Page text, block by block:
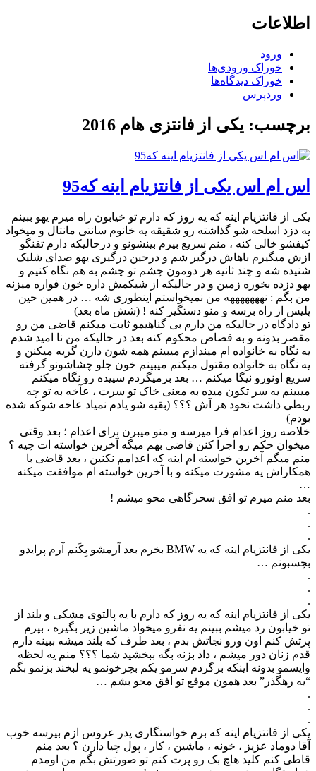
اطلاعات
ورود
خوراک ورودی‌ها
خوراک دیدگاه‌ها
وردپرس
برچسب: یکی از فانتزی هام 2016
اس ام اس یکی‌ از فانتزیام اینه که95
یکی از فانتزیام اینه که یه روز که دارم تو خیابون راه میرم یهو ببینم
یه دزد اسلحه شو گذاشته رو شقیقه یه خانوم سانتی مانتال و میخواد
کیفشو خالی کنه ، منم سریع بپرم بینشونو و درحالیکه دارم تفنگو
ازش میگیرم باهاش درگیر شم و درحین درگیری یهو صدای شلیک
شنیده شه و چند ثانیه هر دومون چشم تو چشم به هم نگاه کنیم و
یهو دزده بخوره زمین و در حالیکه از شیکمش داره خون فواره میزنه
من بگم : نهههههههه من نمیخواستم اینطوری شه … در همین حین
پلیس از راه برسه و منو دستگیر کنه ! (شش ماه بعد)
تو دادگاه در حالیکه من دارم بی گناهیمو ثابت میکنم قاضی من رو
مقصر بدونه و به قصاص محکوم کنه بعد در حالیکه من نا امید شدم
یه نگاه به خانواده ام میندازم میبینم همه شون دارن گریه میکنن و
یه نگاه به خانواده مقتول میکنم میبینم خون جلو چشاشونو گرفته
سریع اونورو نیگا میکنم … بعد برمیگردم سپیده رو نگاه میکنم
میبینم یه سر تکون میده به معنی خاک تو سرت ، عآخه به تو چه
ربطی داشت نخود هر آش ؟؟؟ (بقیه شو یادم نمیاد عاخه شوکه شده
بودم)
خلاصه روز اعدام فرا میرسه و منو میبرن برای اعدام ؛ بعد وقتی
میخوان حکم رو اجرا کنن قاضی بهم میگه آخرین خواسته ات چیه ؟
منم میگم آخرین خواسته ام اینه که اعدامم نکنین ، بعد قاضی با
همکاراش یه مشورت میکنه و با آخرین خواسته ام موافقت میکنه
…
بعد منم میرم تو افق سحرگاهی محو میشم !
.
.
.
یکی از فانتزیام اینه که یه BMW بخرم بعد آرمشو بِکَنم آرم پرایدو
بچسبونم …
.
.
.
یکی از فانتزیام اینه که یه روز که دارم با یه پالتوی مشکی و بلند از
تو خیابون رد میشم ببینم یه نفرو میخواد ماشین زیر بگیره ، بپرم
پرتش کنم اون ورو نجاتش بدم ، بعد طرف که بلند میشه ببینه دارم
قدم زنان دور میشم ، داد بزنه بگه ببخشید شما ؟؟؟ منم یه لحظه
وایسمو بدونه اینکه برگردم سرمو یکم بچرخونمو یه لبخند بزنمو بگم
“یه رهگذر” بعد همون موقع تو افق محو بشم …
.
.
.
یکی از فانتزیام اینه که برم خواستگاری پدر عروس ازم بپرسه خوب
آقا دوماد عزیز ، خونه ، ماشین ، کار ، پول چیا دارن ؟ بعد منم
قاطی کنم کلید هاچ بک رو پرت کنم تو صورتش بگم من اومدم